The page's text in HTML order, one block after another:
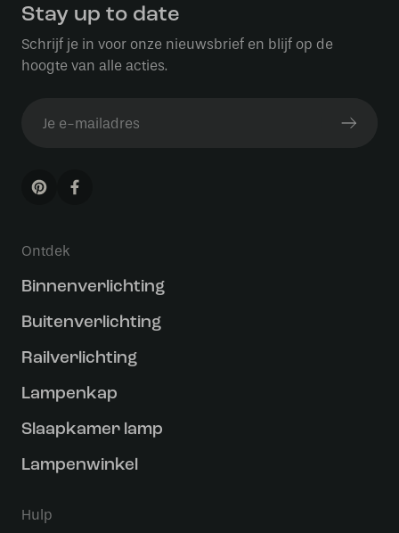
Stay up to date
Schrijf je in voor onze nieuwsbrief en blijf op de
hoogte van alle acties.
Ontdek
Binnenverlichting
Buitenverlichting
Railverlichting
Lampenkap
Slaapkamer lamp
Lampenwinkel
Hulp